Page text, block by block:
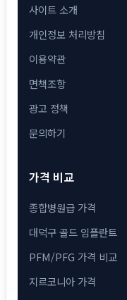
사이트 소개
개인정보 처리방침
이용약관
면책조항
광고 정책
문의하기
가격 비교
종합병원급 가격
대덕구 골드 임플란트
PFM/PFG 가격 비교
지르코니아 가격